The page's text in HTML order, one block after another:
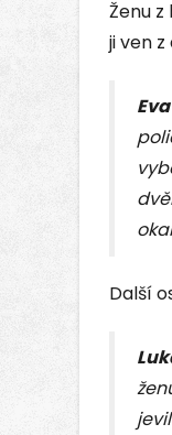
Ženu
ji ven
Další